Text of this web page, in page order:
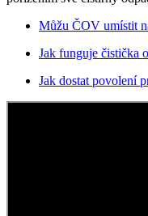
Můžu ČOV umístit
Jak funguje čistička
Jak dostat povolení